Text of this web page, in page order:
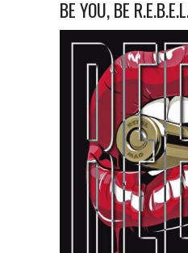
BE YOU, BE